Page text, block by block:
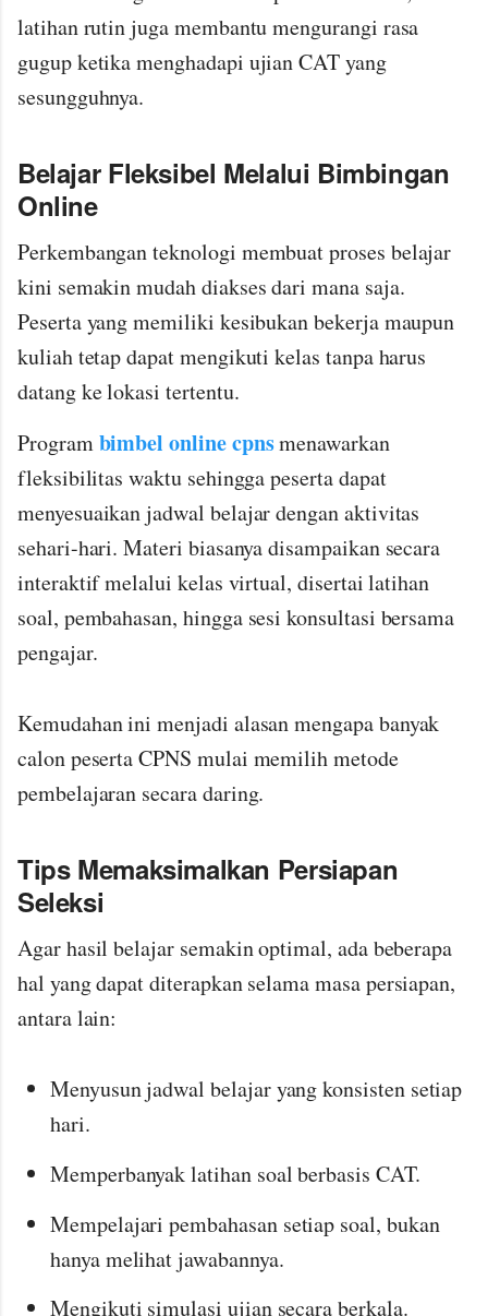
latihan rutin juga membantu mengurangi rasa
gugup ketika menghadapi ujian CAT yang
sesungguhnya.
Belajar Fleksibel Melalui Bimbingan
Online
Perkembangan teknologi membuat proses belajar
kini semakin mudah diakses dari mana saja.
Peserta yang memiliki kesibukan bekerja maupun
kuliah tetap dapat mengikuti kelas tanpa harus
datang ke lokasi tertentu.
Programbimbel online cpnsmenawarkan
fleksibilitas waktu sehingga peserta dapat
menyesuaikan jadwal belajar dengan aktivitas
sehari-hari. Materi biasanya disampaikan secara
interaktif melalui kelas virtual, disertai latihan
soal, pembahasan, hingga sesi konsultasi bersama
pengajar.
Kemudahan ini menjadi alasan mengapa banyak
calon peserta CPNS mulai memilih metode
pembelajaran secara daring.
Tips Memaksimalkan Persiapan
Seleksi
Agar hasil belajar semakin optimal, ada beberapa
hal yang dapat diterapkan selama masa persiapan,
antara lain:
Menyusun jadwal belajar yang konsisten setiap
hari.
Memperbanyak latihan soal berbasis CAT.
Mempelajari pembahasan setiap soal, bukan
hanya melihat jawabannya.
Mengikuti simulasi ujian secara berkala.